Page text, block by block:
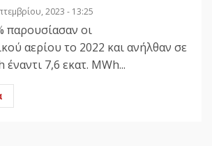
2023 - 13:25
παρουσίασαν οι
αερίου το 2022 και ανήλθαν σε
έναντι 7,6 εκατ. MWh...